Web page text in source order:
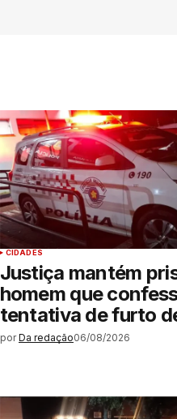
CIDADES
Justiça mantém
homem que
tentativa de furto
por Da redação06/08/2026